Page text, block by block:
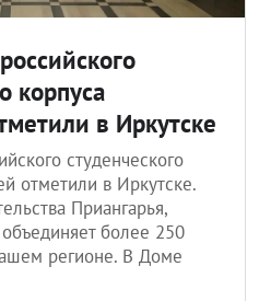
корпуса
в Иркутске
студенческого
отметили в Иркутске.
Приангарья,
более 250
регионе. В Доме